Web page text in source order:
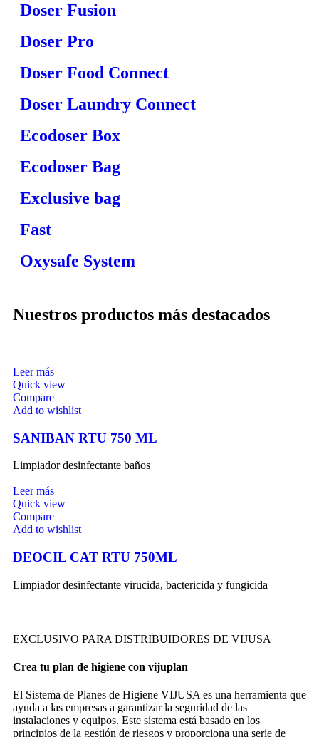
Doser Fusion
Doser Pro
Doser Food Connect
Doser Laundry Connect
Ecodoser Box
Ecodoser Bag
Exclusive bag
Fast
Oxysafe System
Nuestros productos más destacados
Leer más
Quick view
Compare
Add to wishlist
SANIBAN RTU 750 ML
Limpiador desinfectante baños
Leer más
Quick view
Compare
Add to wishlist
DEOCIL CAT RTU 750ML
Limpiador desinfectante virucida, bactericida y fungicida
EXCLUSIVO PARA DISTRIBUIDORES DE VIJUSA
Crea tu plan de higiene con vijuplan
El Sistema de Planes de Higiene VIJUSA es una herramienta que
ayuda a las empresas a garantizar la seguridad de las
instalaciones y equipos. Este sistema está basado en los
principios de la gestión de riesgos y proporciona una serie de